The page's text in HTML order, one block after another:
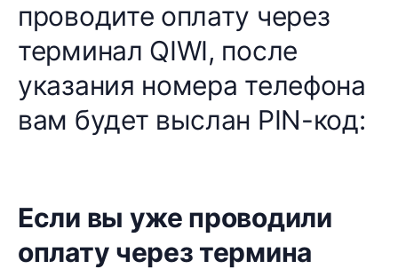
проводите оплату через
терминал QIWI, после
указания номера телефона
вам будет выслан PIN-код:
Если вы уже проводили
оплату через термина